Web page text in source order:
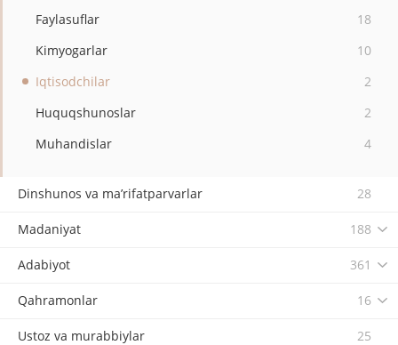
Faylasuflar
18
Kimyogarlar
10
Iqtisodchilar
2
Huquqshunoslar
2
Muhandislar
4
Dinshunos va ma’rifatparvarlar 28
Madaniyat 188
Adabiyot 361
Qahramonlar 16
Ustoz va murabbiylar 25